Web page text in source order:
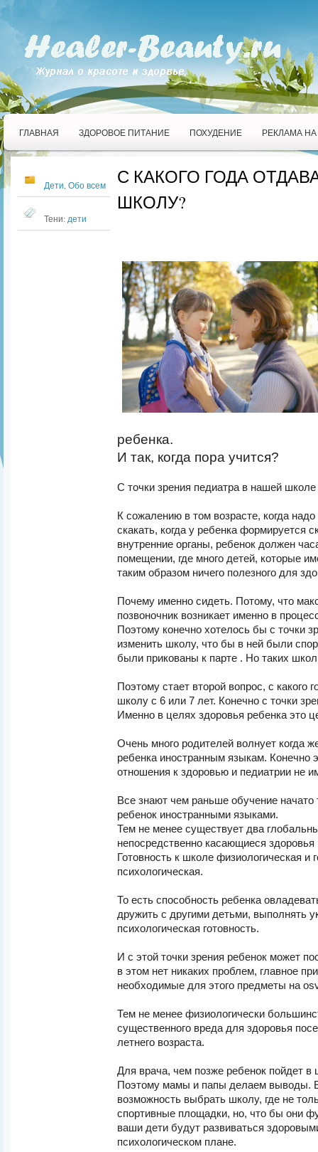
ГЛАВНАЯ ЗДОРОВОЕ ПИТАНИЕ ПОХУДЕНИЕ РЕКЛАМА
Дети Обо всем
Тени: дети
С КАКОГО ГОДА
ШКОЛУ?
ребенка.
И так, когда пора учится?
С точки зрения педиатра в нашей школе
К сожалению в том возрасте, когда
скакать, когда у ребенка формируется
внутренние органы, ребенок должен
помещении, где много детей, которые
таким образом ничего полезного для
Почему именно сидеть. Потому, что
позвоночник возникает именно в
Поэтому конечно хотелось бы с точки
изменить школу, что бы в ней были
были прикованы к парте . Но таких школ
Поэтому стает второй вопрос, с какого
школу с 6 или 7 лет. Конечно с точки
Именно в целях здоровья ребенка это
Очень много родителей волнует когда
ребенка иностранным языкам. Конечно
отношения к здоровью и педиатрии не
Все знают чем раньше обучение начато
ребенок иностранными языками.
Тем не менее существует два
непосредственно касающиеся здоровья
Готовность к школе физиологическая и
психологическая.
То есть способность ребенка
дружить с другими детьми, выполнять
психологическая готовность.
И с этой точки зрения ребенок может
в этом нет никаких проблем, главное
необходимые для этого предметы на
Тем не менее физиологически
существенного вреда для здоровья
летнего возраста.
Для врача, чем позже ребенок пойдет
Поэтому мамы и папы делаем выводы.
возможность выбрать школу, где не
спортивные площадки, но, что бы они
ваши дети будут развиваться
психологическом плане.